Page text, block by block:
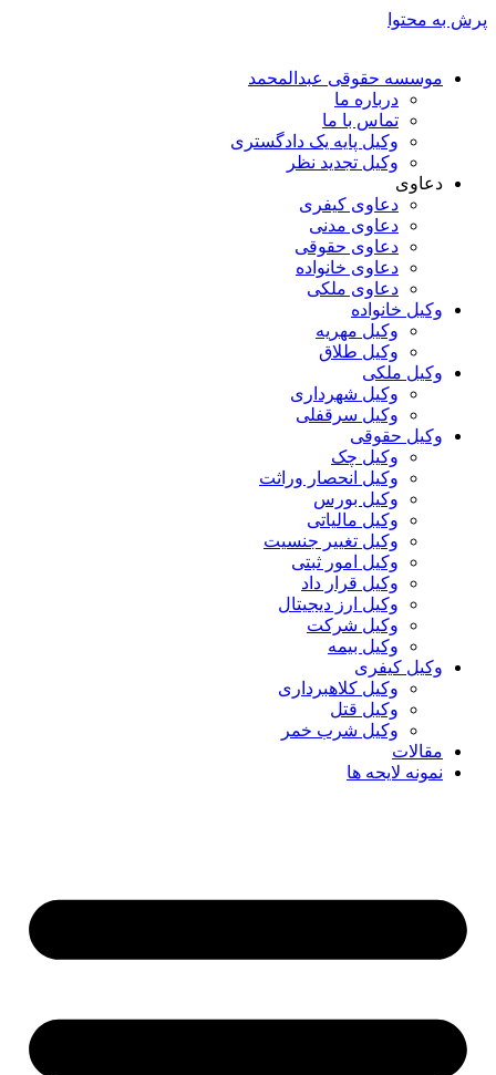
پرش به محتوا
موسسه حقوقی عبدالمحمد
درباره ما
تماس با ما
وکیل پایه یک دادگستری
وکیل تجدید نظر
دعاوی
دعاوی کیفری
دعاوی مدنی
دعاوی حقوقی
دعاوی خانواده
دعاوی ملکی
وکیل خانواده
وکیل مهریه
وکیل طلاق
وکیل ملکی
وکیل شهرداری
وکیل سرقفلی
وکیل حقوقی
وکیل چک
وکیل انحصار وراثت
وکیل بورس
وکیل مالیاتی
وکیل تغییر جنسیت
وکیل امور ثبتی
وکیل قرار داد
وکیل ارز دیجیتال
وکیل شرکت
وکیل بیمه
وکیل کیفری
وکیل کلاهبرداری
وکیل قتل
وکیل شرب خمر
مقالات
نمونه لایحه ها